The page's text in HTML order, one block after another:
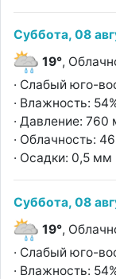
Суббота, 08
19°,
· Слабый юго-
· Влажность:
· Давление: 760
· Облачность:
· Осадки: 0,5 мм
Суббота, 08
19°,
· Слабый юго-
· Влажность: